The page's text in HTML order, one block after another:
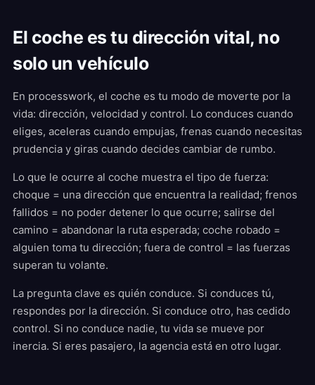
El coche es tu dirección vital, no
solo un vehículo
En processwork, el coche es tu modo de moverte por la
vida: dirección, velocidad y control. Lo conduces cuando
eliges, aceleras cuando empujas, frenas cuando necesitas
prudencia y giras cuando decides cambiar de rumbo.
Lo que le ocurre al coche muestra el tipo de fuerza:
choque = una dirección que encuentra la realidad; frenos
fallidos = no poder detener lo que ocurre; salirse del
camino = abandonar la ruta esperada; coche robado =
alguien toma tu dirección; fuera de control = las fuerzas
superan tu volante.
La pregunta clave es quién conduce. Si conduces tú,
respondes por la dirección. Si conduce otro, has cedido
control. Si no conduce nadie, tu vida se mueve por
inercia. Si eres pasajero, la agencia está en otro lugar.